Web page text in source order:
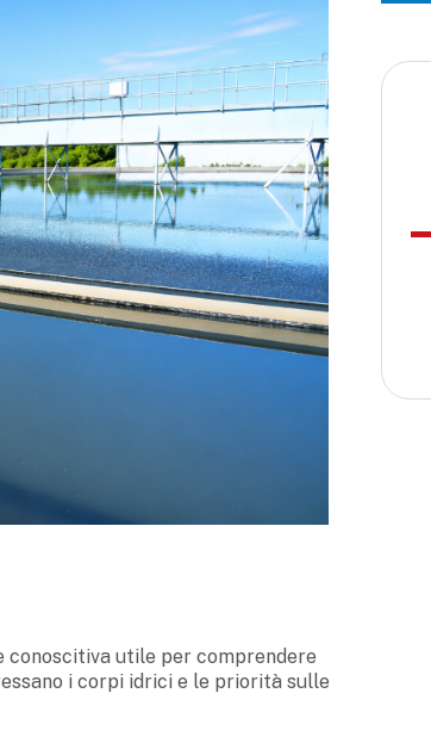
conoscitiva utile per comprendere
i corpi idrici e le priorità sulle